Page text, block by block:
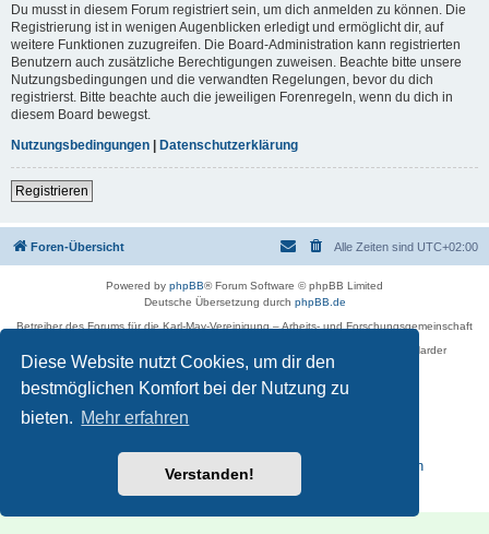
Diese Website nutzt Cookies, um dir den
bestmöglichen Komfort bei der Nutzung zu
bieten. Mehr erfahren
Verstanden!
Du musst in diesem Forum registriert sein, um dich anmelden zu können. Die
Registrierung ist in wenigen Augenblicken erledigt und ermöglicht dir, auf
weitere Funktionen zuzugreifen. Die Board-Administration kann registrierten
Benutzern auch zusätzliche Berechtigungen zuweisen. Beachte bitte unsere
Nutzungsbedingungen und die verwandten Regelungen, bevor du dich
registrierst. Bitte beachte auch die jeweiligen Forenregeln, wenn du dich in
diesem Board bewegst.
Nutzungsbedingungen | Datenschutzerklärung
Registrieren
Foren-Übersicht Alle Zeiten sind UTC+02:00
Powered by phpBB® Forum Software © phpBB Limited
Deutsche Übersetzung durch phpBB.de
Betreiber des Forums für die Karl-May-Vereinigung – Arbeits- und Forschungsgemeinschaft
in Zusammenarbeit mit der Karl-May-Stiftung Radebeul bei Dresden: Ralf Harder
Impressum
Reisen zu Karl May – Leben · Werk · Erinnerungsstätten
Nutzungsbedingungen